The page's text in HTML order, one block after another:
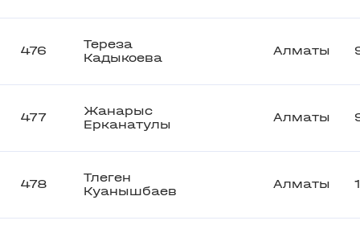
476
Тереза
Кадыкоева
Алматы
477
Жанарыс
Ерканатулы
Алматы
478
Тлеген
Куанышбаев
Алматы